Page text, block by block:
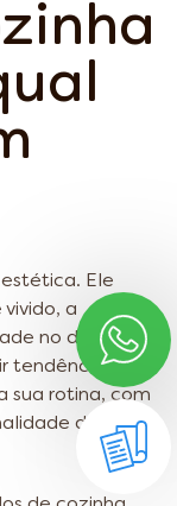
Ele
a
no dia a dia.
tendências é
sua rotina, com
de quem